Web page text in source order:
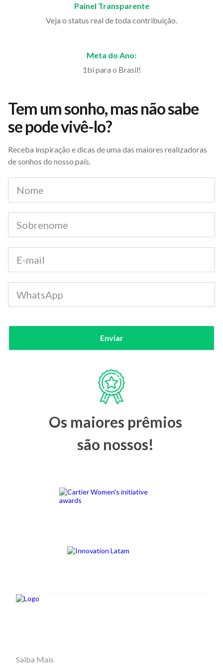
Painel Transparente
Veja o status real de toda contribuição.
Meta do Ano:
1bi para o Brasil!
Tem um sonho, mas não sabe
se pode vivê-lo?
Receba inspiração e dicas de uma das maiores realizadoras
de sonhos do nosso país.
Enviar
Os maiores prêmios
são nossos!
Saiba Mais